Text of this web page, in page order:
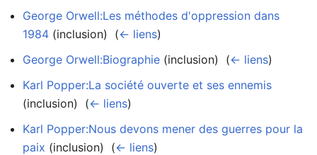
George Orwell:Les méthodes d'oppression dans
1984 (inclusion) ‎ (← liens)
George Orwell:Biographie (inclusion) ‎ (← liens)
Karl Popper:La société ouverte et ses ennemis
(inclusion) ‎ (← liens)
Karl Popper:Nous devons mener des guerres pour la
paix (inclusion) ‎ (← liens)